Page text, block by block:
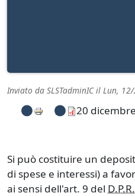
Inviato da SLSTadminICil Lun,
20
Si può costituire un
di spese e interessi) a
ai sensi dell'art. 9 del D.P.R.